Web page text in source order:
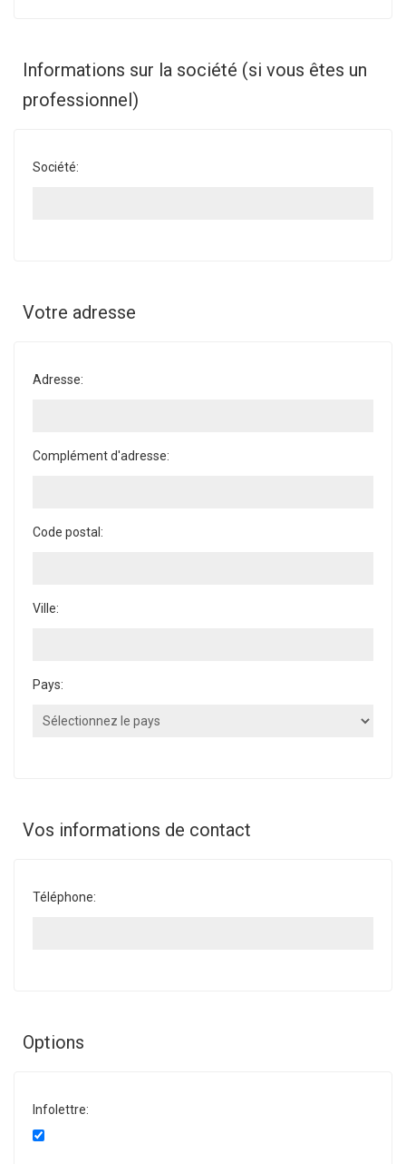
Informations sur la société (si vous êtes un
professionnel)
Société:
Votre adresse
Adresse:
Complément d'adresse:
Code postal:
Ville:
Pays:
Vos informations de contact
Téléphone:
Options
Infolettre: